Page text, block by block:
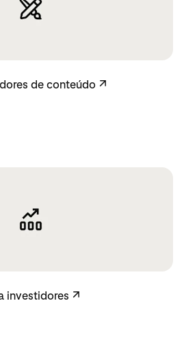
de conteúdo ↗
investidores ↗